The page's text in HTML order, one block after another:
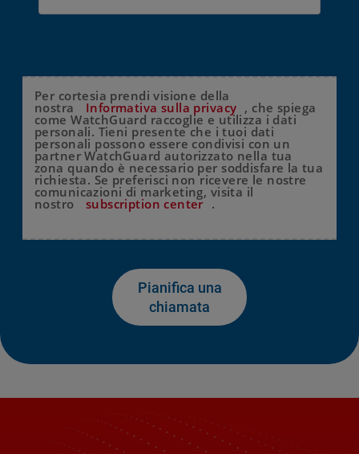
Per cortesia prendi visione della
nostra Informativa sulla privacy , che spiega
come WatchGuard raccoglie e utilizza i dati
personali. Tieni presente che i tuoi dati
personali possono essere condivisi con un
partner WatchGuard autorizzato nella tua
zona quando è necessario per soddisfare la tua
richiesta. Se preferisci non ricevere le nostre
comunicazioni di marketing, visita il
nostro subscription center .
Pianifica una
chiamata